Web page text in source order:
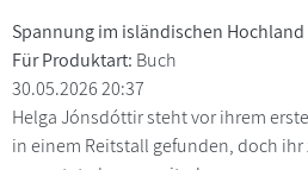
Spannung im isländischen Hochland
Für Produktart: Buch
30.05.2026 20:37
Helga Jónsdóttir steht vor ihrem
in einem Reitstall gefunden, doch